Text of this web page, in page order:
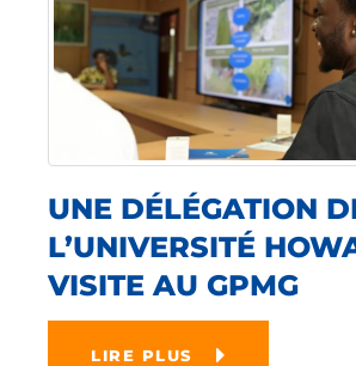
UNE DÉLÉGATION
L’UNIVERSITÉ
VISITE AU GPMG
LIRE PLUS